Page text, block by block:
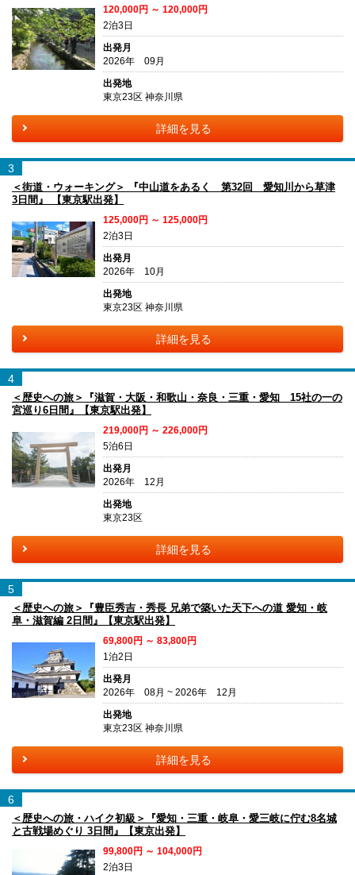
120,000円 ～ 120,000円
2泊3日
出発月
2026年 09月
出発地
東京23区 神奈川県
詳細を見る
3
＜街道・ウォーキング＞ 『中山道をあるく 第32回 愛知川から草津
3日間』 【東京駅出発】
125,000円 ～ 125,000円
2泊3日
出発月
2026年 10月
出発地
東京23区 神奈川県
詳細を見る
4
＜歴史への旅＞『滋賀・大阪・和歌山・奈良・三重・愛知 15社の一の
宮巡り6日間』【東京駅出発】
219,000円 ～ 226,000円
5泊6日
出発月
2026年 12月
出発地
東京23区
詳細を見る
5
＜歴史への旅＞『豊臣秀吉・秀長 兄弟で築いた天下への道 愛知・岐
阜・滋賀編 2日間』【東京駅出発】
69,800円 ～ 83,800円
1泊2日
出発月
2026年 08月 ~ 2026年 12月
出発地
東京23区 神奈川県
詳細を見る
6
＜歴史への旅・ハイク初級＞『愛知・三重・岐阜・愛三岐に佇む8名城
と古戦場めぐり 3日間』【東京出発】
99,800円 ～ 104,000円
2泊3日